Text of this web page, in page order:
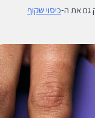
גם את ה-כיסוי שקוף